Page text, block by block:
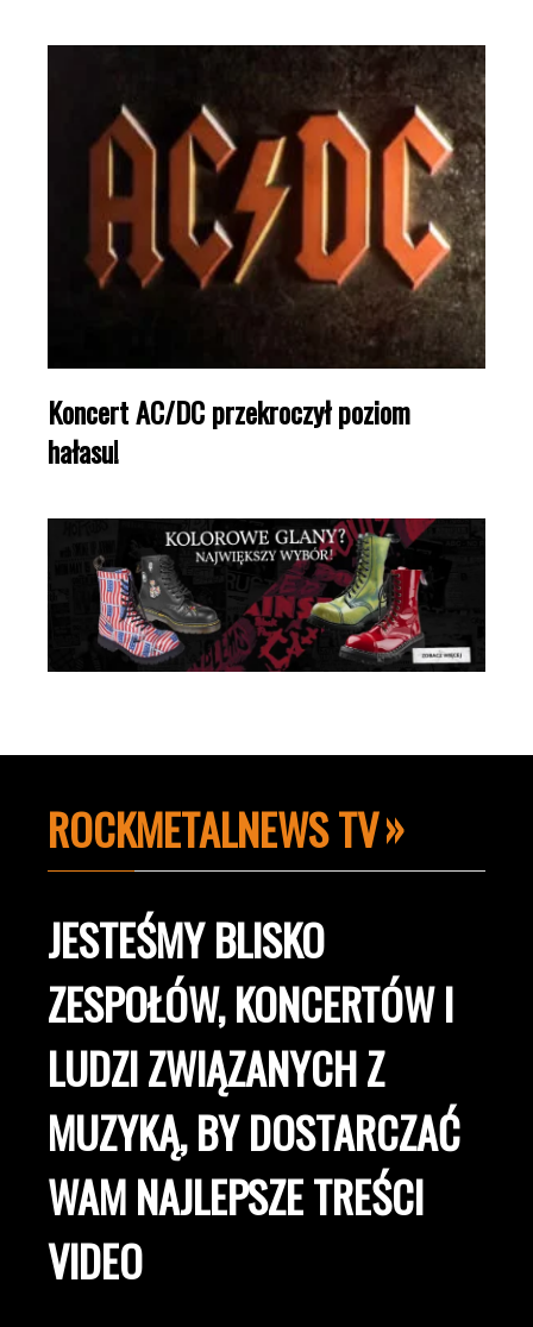
Koncert AC/DC przekroczył poziom
hałasu!
ROCKMETALNEWS TV
JESTEŚMY BLISKO
ZESPOŁÓW, KONCERTÓW I
LUDZI ZWIĄZANYCH Z
MUZYKĄ, BY DOSTARCZAĆ
WAM NAJLEPSZE TREŚCI
VIDEO